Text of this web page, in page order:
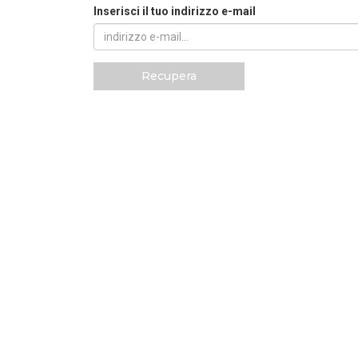
Inserisci il tuo indirizzo e-mail
Recupera